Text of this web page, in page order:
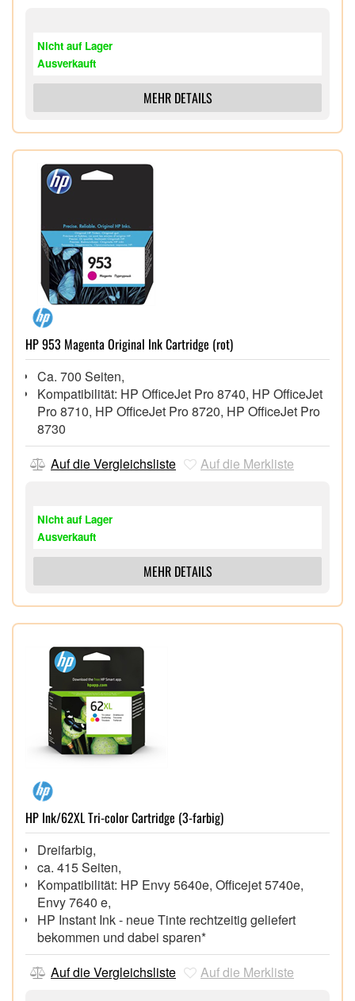
Nicht auf Lager
Ausverkauft
MEHR DETAILS
HP 953 Magenta Original Ink Cartridge (rot)
Ca. 700 Seiten,
Kompatibilität: HP OfficeJet Pro 8740, HP OfficeJet
Pro 8710, HP OfficeJet Pro 8720, HP OfficeJet Pro
8730
Auf die Vergleichsliste
Auf die Merkliste
Nicht auf Lager
Ausverkauft
MEHR DETAILS
HP Ink/62XL Tri-color Cartridge (3-farbig)
Dreifarbig,
ca. 415 Seiten,
Kompatibilität: HP Envy 5640e, Officejet 5740e,
Envy 7640 e,
HP Instant Ink - neue Tinte rechtzeitig geliefert
bekommen und dabei sparen*
Auf die Vergleichsliste
Auf die Merkliste